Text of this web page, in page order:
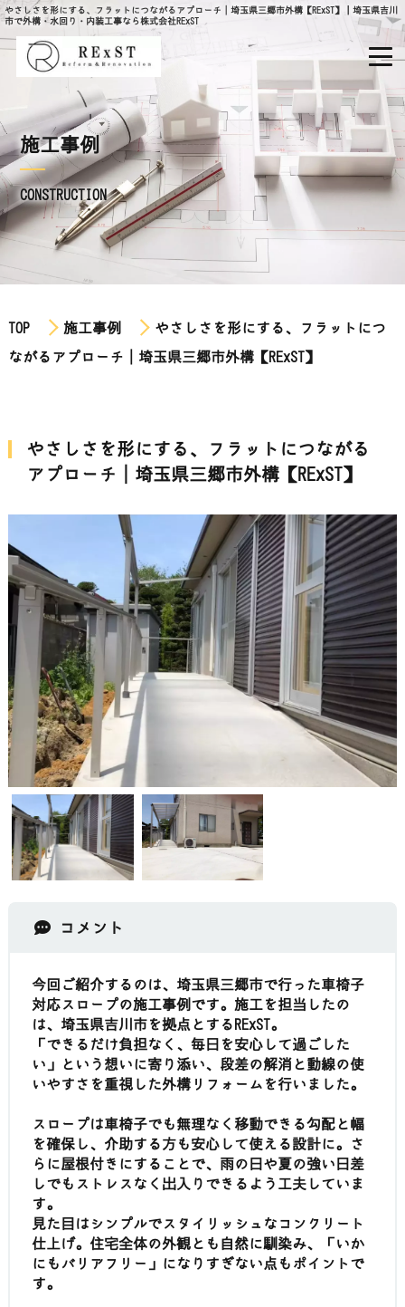
やさしさを形にする、フラットにつながるアプローチ│埼玉県三郷市外構【RExST】｜埼玉県吉川
市で外構・水回り・内装工事なら株式会社RExST
施工事例
CONSTRUCTION
TOP 施工事例
やさしさを形にする、フラットにつ
ながるアプローチ│埼玉県三郷市外構【RExST】
やさしさを形にする、フラットにつながる
アプローチ│埼玉県三郷市外構【RExST】
コメント
今回ご紹介するのは、埼玉県三郷市で行った車椅子
対応スロープの施工事例です。施工を担当したの
は、埼玉県吉川市を拠点とするRExST。
「できるだけ負担なく、毎日を安心して過ごした
い」という想いに寄り添い、段差の解消と動線の使
いやすさを重視した外構リフォームを行いました。
スロープは車椅子でも無理なく移動できる勾配と幅
を確保し、介助する方も安心して使える設計に。さ
らに屋根付きにすることで、雨の日や夏の強い日差
しでもストレスなく出入りできるよう工夫していま
す。
見た目はシンプルでスタイリッシュなコンクリート
仕上げ。住宅全体の外観とも自然に馴染み、「いか
にもバリアフリー」になりすぎない点もポイントで
す。